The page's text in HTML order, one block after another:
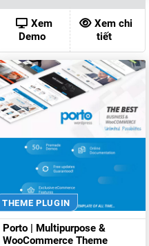
là:
700,000 ₫.
tại
là:
80,000
Xem
Demo
Xem chi
tiết
THEME PLUGIN
Porto | Multipurpose &
WooCommerce Theme